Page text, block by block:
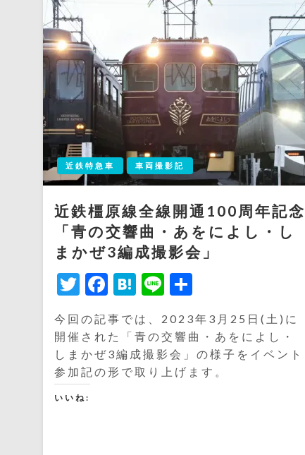
近鉄特急車 車両撮影記
近鉄橿原線全線開通100周年記念
「青の交響曲・あをによし・し
まかぜ3編成撮影会」
Twitter
Facebook
Hatena
Line
有
今回の記事では、2023年3月25日(土)に
開催された「青の交響曲・あをによし・
しまかぜ3編成撮影会」の様子をイベント
参加記の形で取り上げます。
いいね: